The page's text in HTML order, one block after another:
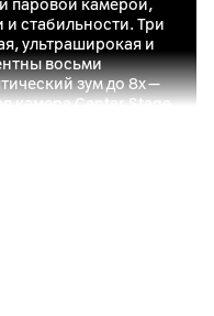
паровой камерой,
и стабильности. Три
ультраширокая и
восьми
зум до 8x —
камера Center Stage
но и заднюю
устойчивость